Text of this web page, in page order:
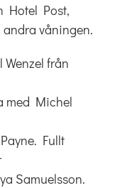
Hotel Post,
andra våningen.
från
med Michel
Fullt
Samuelsson.